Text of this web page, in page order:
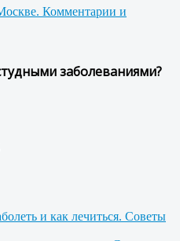
Комментарии и
заболеваниями?